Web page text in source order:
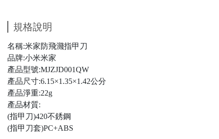
規格說明
名稱:米家防飛濺指甲刀
品牌:小米米家
產品型號:MJZJD001QW
產品尺寸:6.15×1.35×1.42公分
產品淨重:22g
產品材質:
(指甲刀)420不銹鋼
(指甲刀套)PC+ABS